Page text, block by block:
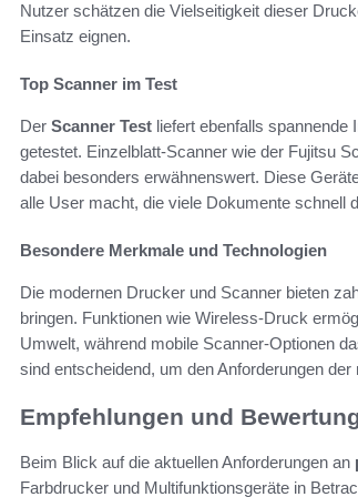
Nutzer schätzen die Vielseitigkeit dieser
Einsatz eignen.
Top Scanner im Test
Der Scanner Test liefert ebenfalls spannende
getestet. Einzelblatt-Scanner wie der Fujitsu
dabei besonders erwähnenswert. Diese
alle User macht, die viele Dokumente schnell
Besondere Merkmale und Technologien
Die modernen Drucker und Scanner bieten
bringen. Funktionen wie Wireless-Druck
Umwelt, während mobile Scanner-Optionen
sind entscheidend, um den Anforderungen
Empfehlungen und
Beim Blick auf die aktuellen Anforderungen an
Farbdrucker und Multifunktionsgeräte in